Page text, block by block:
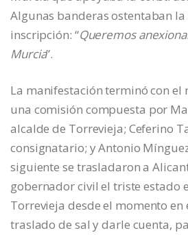
Algunas banderas ostentaban
inscripción: “Queremos
Murcia”.
La manifestación terminó con el
una comisión compuesta por
alcalde de Torrevieja; Ceferino
consignatario; y Antonio
siguiente se trasladaron a
gobernador civil el triste estado
Torrevieja desde el momento en
traslado de sal y darle cuenta,